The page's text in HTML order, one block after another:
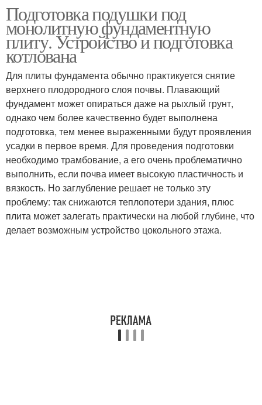
монолитную плиту
фундаментную основу
Подушка для
монолитной плиты
Песок под
фундаментную плиту
Подготовка под
монолитную плиту
Подготовка подушки под
монолитную фундаментную
плиту. Устройство и подготовка
котлована
Для плиты фундамента обычно практикуется снятие
верхнего плодородного слоя почвы. Плавающий
фундамент может опираться даже на рыхлый грунт,
однако чем более качественно будет выполнена
подготовка, тем менее выраженными будут проявления
усадки в первое время. Для проведения подготовки
необходимо трамбование, а его очень проблематично
выполнить, если почва имеет высокую пластичность и
вязкость. Но заглубление решает не только эту
проблему: так снижаются теплопотери здания, плюс
плита может залегать практически на любой глубине, что
делает возможным устройство цокольного этажа.